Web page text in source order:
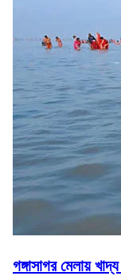
গঙ্গাসাগর মেলায়